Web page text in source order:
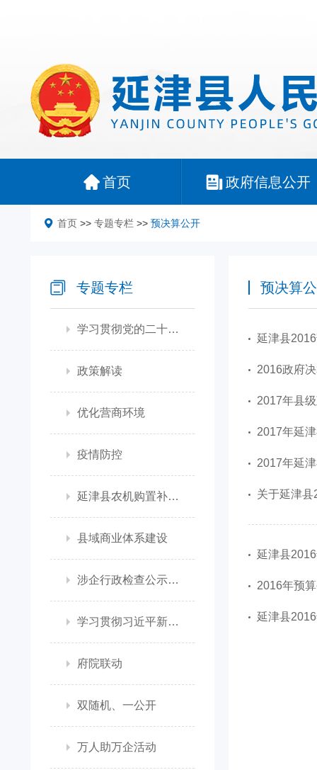
首页 政府信息公开
首页 >> 专题专栏 >> 预决算公开
专题专栏
学习贯彻党的二十大精神
政策解读
优化营商环境
疫情防控
延津县农机购置补贴政策信息公开专栏
县域商业体系建设
涉企行政检查公示专栏
学习贯彻习近平新时代中国特色社会主义思想
府院联动
双随机、一公开
万人助万企活动
预决算
延津县
2016政府
2017年县
2017年延
2017年延
关于延津
延津县
2016年预
延津县